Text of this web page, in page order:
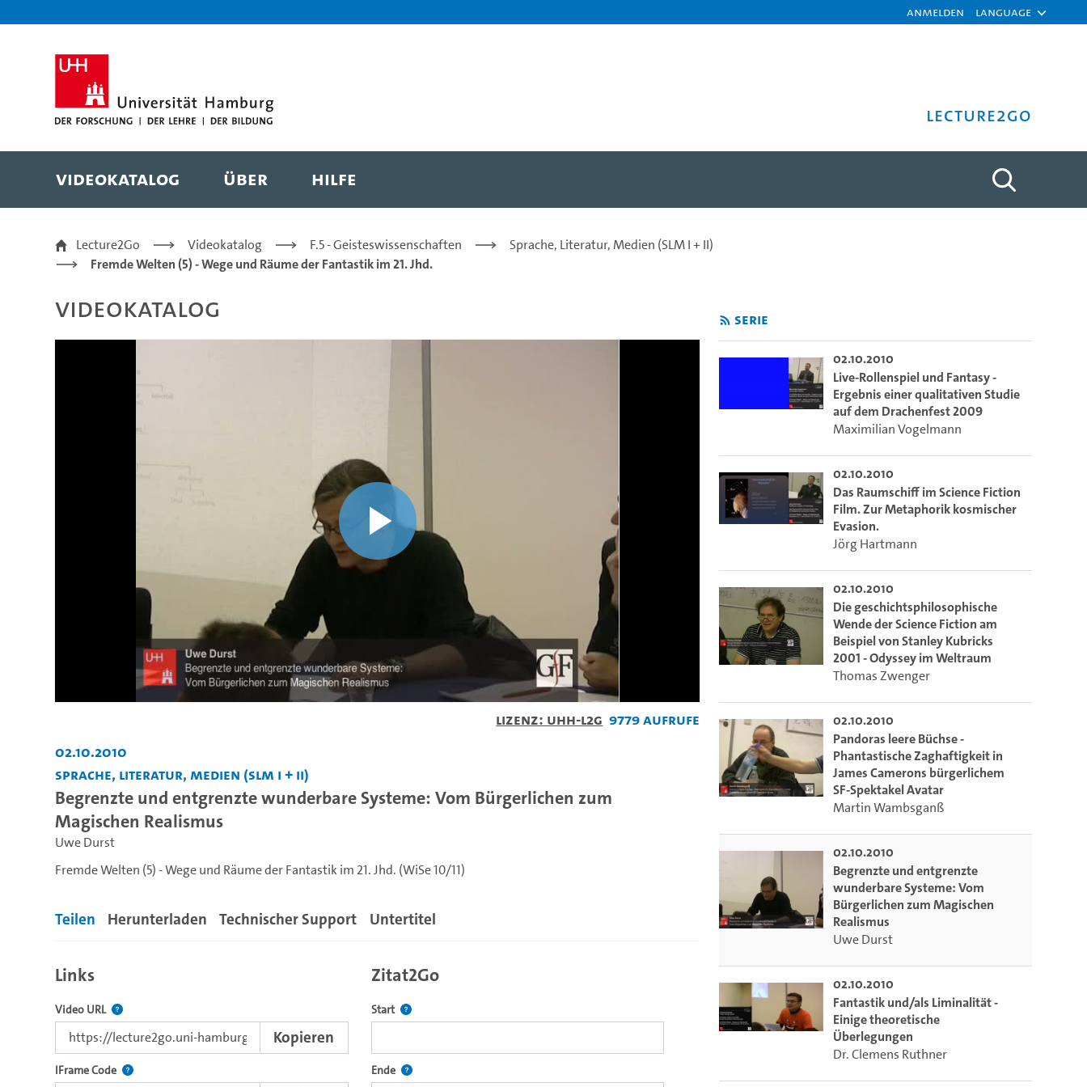
Anmelden Language
Lecture2Go
Videokatalog Über Hilfe
Begrenzte und entgrenzte wunderbare Systeme: Vom Bürgerlichen zum
Lecture2Go Videokatalog F.5 - Geisteswissenschaften
Sprache, Literatur, Medien (SLM I + II)
Fremde Welten (5) - Wege und Räume der Fantastik im 21. Jhd.
Videokatalog
Video
abspielen
Lizenz: UHH-L2G 9779 Aufrufe
02.10.2010
Sprache, Literatur, Medien (SLM I + II)
Begrenzte und entgrenzte wunderbare Systeme: Vom Bürgerlichen zum
Magischen Realismus
Uwe Durst
Fremde Welten (5) - Wege und Räume der Fantastik im 21. Jhd. (WiSe 10/11)
Teilen Herunterladen Technischer Support Untertitel
Links
Video URL Der Link zu diesem Video
Kopieren
IFrame Code Nutzen Sie diesen Code, um das Video mit dem Lecture2Go-Videoplayer einzubetten.
Zitat2Go
Start Definiert den Startpunkt für Zitat2Go. Bitte in das Feld klicken, um die aktuelle Zeit auszuwählen.
Ende Definiert den Endpunkt für Zitat2Go. Bitte in das Feld klicken, um die aktuelle Zeit auszuwählen.
Serie
02.10.2010
Live-Rollenspiel und Fantasy -
Ergebnis einer qualitativen Studie
auf dem Drachenfest 2009
Maximilian Vogelmann
02.10.2010
Das Raumschiff im Science Fiction
Film. Zur Metaphorik kosmischer
Evasion.
Jörg Hartmann
02.10.2010
Die geschichtsphilosophische
Wende der Science Fiction am
Beispiel von Stanley Kubricks
2001 - Odyssey im Weltraum
Thomas Zwenger
02.10.2010
Pandoras leere Büchse -
Phantastische Zaghaftigkeit in
James Camerons bürgerlichem
SF-Spektakel Avatar
Martin Wambsganß
02.10.2010
Begrenzte und entgrenzte
wunderbare Systeme: Vom
Bürgerlichen zum Magischen
Realismus
Uwe Durst
02.10.2010
Fantastik und/als Liminalität -
Einige theoretische
Überlegungen
Dr. Clemens Ruthner